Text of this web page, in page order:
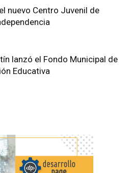
nuevo Centro Juvenil de
lanzó el Fondo Municipal de
Educativa